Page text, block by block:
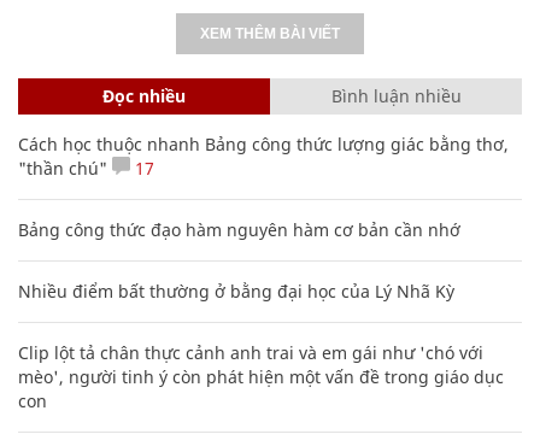
XEM THÊM BÀI VIẾT
Đọc nhiều Bình luận nhiều
Cách học thuộc nhanh Bảng công thức lượng giác bằng thơ,
"thần chú"
17
Bảng công thức đạo hàm nguyên hàm cơ bản cần nhớ
Nhiều điểm bất thường ở bằng đại học của Lý Nhã Kỳ
Clip lột tả chân thực cảnh anh trai và em gái như 'chó với
mèo', người tinh ý còn phát hiện một vấn đề trong giáo dục
con